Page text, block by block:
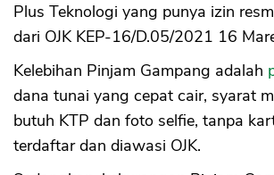
Plus Teknologi yang punya izin
dari OJK KEP-16/D.05/2021 16
Kelebihan Pinjam Gampang adalah
dana tunai yang cepat cair, syarat
butuh KTP dan foto selfie, tanpa
terdaftar dan diawasi OJK.